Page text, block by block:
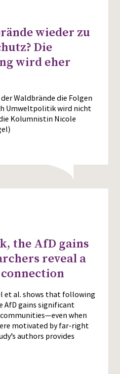
wieder zu
Die
wird eher
Waldbrände die Folgen
Umweltpolitik wird nicht
Kolumnistin Nicole
the AfD gains
reveal a
et al. shows that following
AfD gains significant
when
motivated by far-right
authors provides